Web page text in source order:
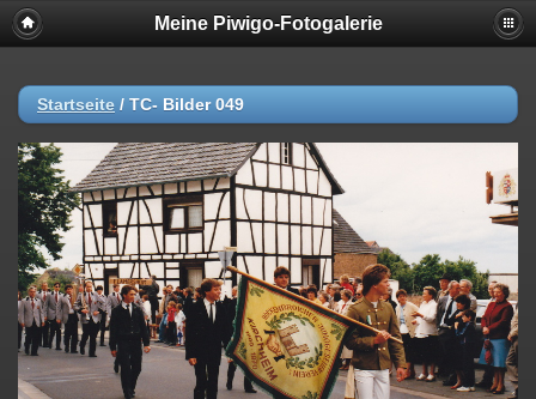
Meine Piwigo-Fotogalerie
Startseite / TC- Bilder 049